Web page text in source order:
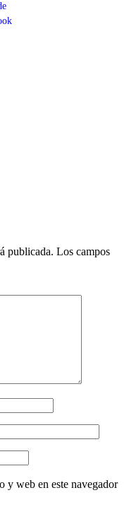
publicada. Los campos
y web en este navegador